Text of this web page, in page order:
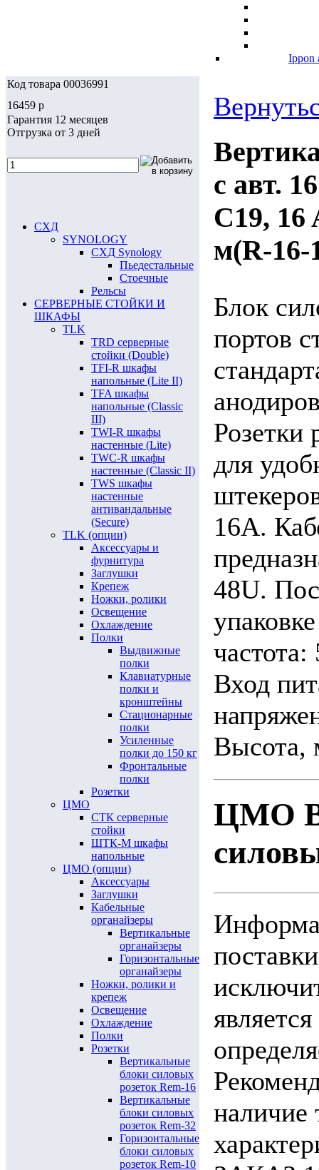
Ippon
Код товара 00036991
16459 p
Гарантия 12 месяцев
Отгрузка от 3 дней
СХД
SYNOLOGY
СХД Synology
Пьедестальные
Стоечные
Рельсы
СЕРВЕРНЫЕ СТОЙКИ И
ШКАФЫ
TLK
TRD серверные
стойки (Double)
TFI-R шкафы
напольные (Lite II)
TFA шкафы
напольные (Classic
III)
TWI-R шкафы
настенные (Lite)
TWC-R шкафы
настенные (Classic II)
TWS шкафы
настенные
антивандальные
(Secure)
TLK (опции)
Аксессуары и
фурнитура
Заглушки
Крепеж
Ножки, ролики
Освещение
Охлаждение
Полки
Выдвижные
полки
Клавиатурные
полки и
кронштейны
Стационарные
полки
Усиленные
полки до 150 кг
Фронтальные
полки
Розетки
ЦМО
СТК серверные
стойки
ШТК-М шкафы
напольные
ЦМО (опции)
Аксессуары
Заглушки
Кабельные
органайзеры
Вертикальные
органайзеры
Горизонтальные
органайзеры
Ножки, ролики и
крепеж
Освещение
Охлаждение
Полки
Розетки
Вертикальные
блоки силовых
розеток Rem-16
Вертикальные
блоки силовых
розеток Rem-32
Горизонтальные
блоки силовых
розеток Rem-10
с авт.
C19,
м(R-16-
Блок
портов
Розетки
для
16А.
48U.
Вход
Высота,
ЦМО
наличие